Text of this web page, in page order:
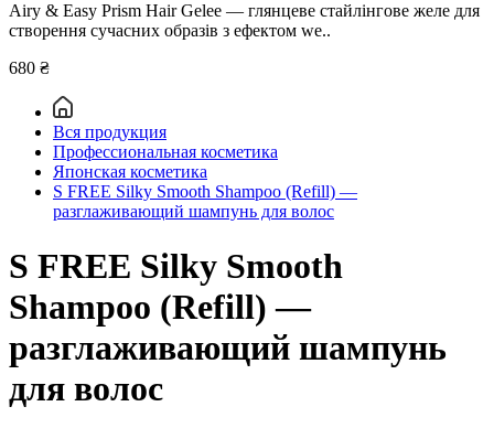
Airy & Easy Prism Hair Gelee — глянцеве стайлінгове желе для
створення сучасних образів з ефектом we..
680 ₴
Вся продукция
Профессиональная косметика
Японская косметика
S FREE Silky Smooth Shampoo (Refill) —
разглаживающий шампунь для волос
S FREE Silky Smooth
Shampoo (Refill) —
разглаживающий шампунь
для волос